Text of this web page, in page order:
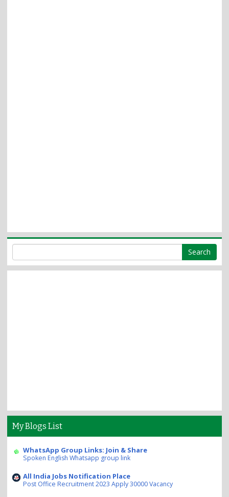
My Blogs List
WhatsApp Group Links: Join & Share
Spoken English Whatsapp group link
All India Jobs Notification Place
Post Office Recruitment 2023 Apply 30000 Vacancy